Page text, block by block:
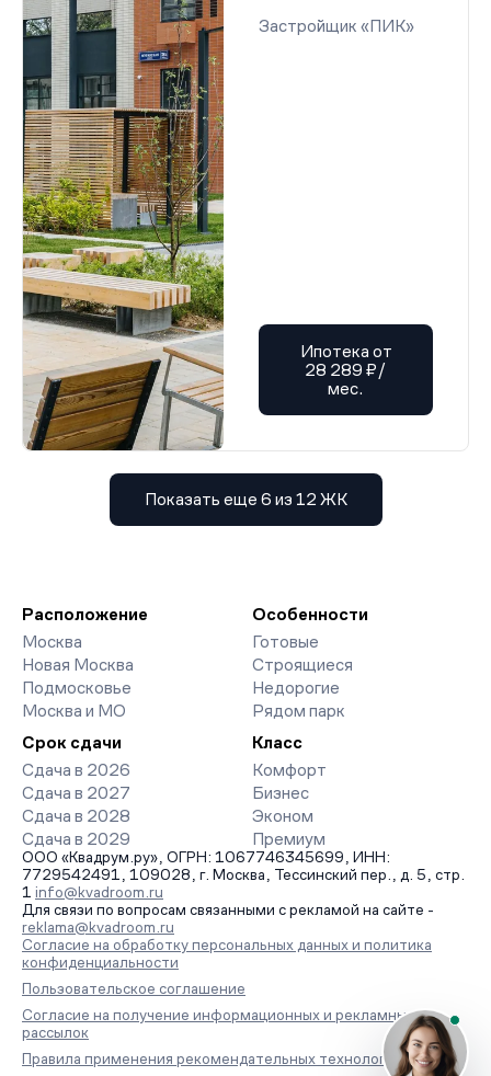
Застройщик «ПИК»
Ипотека от
28 289 ₽/
мес.
Показать еще 6 из 12 ЖК
Расположение
Москва
Новая Москва
Подмосковье
Москва и МО
Особенности
Готовые
Строящиеся
Недорогие
Рядом парк
Срок сдачи
Сдача в 2026
Сдача в 2027
Сдача в 2028
Сдача в 2029
Класс
Комфорт
Бизнес
Эконом
Премиум
ООО «Квадрум.ру», ОГРН: 1067746345699, ИНН:
7729542491, 109028, г. Москва, Тессинский пер., д. 5, стр.
1 info@kvadroom.ru
Для связи по вопросам связанными с рекламой на сайте -
reklama@kvadroom.ru
Согласие на обработку персональных данных и политика
конфиденциальности
Пользовательское соглашение
Согласие на получение информационных и рекламных
рассылок
Правила применения рекомендательных технологий